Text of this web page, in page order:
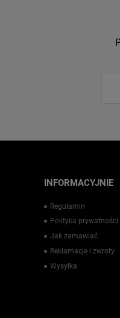
INFORMACYJNIE
Regulamin
Polityka prywatności
Jak zamawiać
Reklamacje i zwroty
Wysyłka